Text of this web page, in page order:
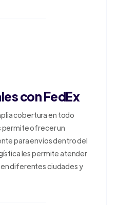
con FedEx
cobertura en todo
permite ofrecer un
para envíos dentro del
les permite atender
diferentes ciudades y